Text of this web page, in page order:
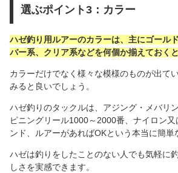
選ぶポイント3：カラー
ハゼ釣り用ルアーのカラーは、主にゴール
バー系、クリア系などを何個か揃えておく
カラーだけでなく様々な模様のものが出て
みると良いでしょう。
ハゼ釣りのタックルは、アジング・メバリ
ピニングリール1000～2000番、ナイロン
ンド、ルアーがあればOKという本当に簡単
ハゼは釣りをしたことのない人でも気軽に
しさを実感できます。